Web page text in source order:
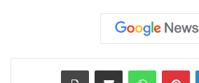
لينكدإن بينتيريست واتساب